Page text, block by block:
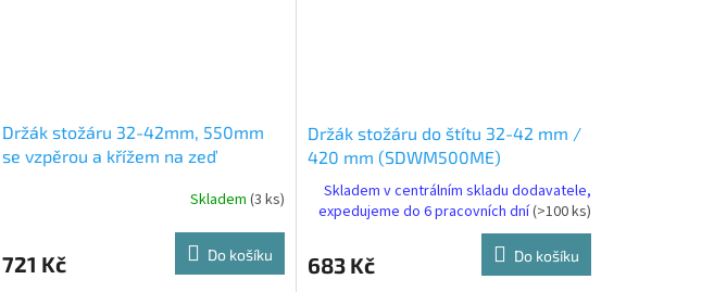
Držák stožáru 32-42mm, 550mm
se vzpěrou a křížem na zeď
Skladem (3 ks)
721 Kč Do košíku
Držák stožáru do štítu 32-42 mm /
420 mm (SDWM500ME)
Skladem v centrálním skladu dodavatele,
expedujeme do 6 pracovních dní(>100 ks)
683 Kč Do košíku